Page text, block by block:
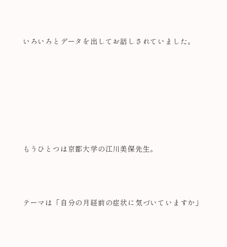
いろいろとデータを出してお話しされていました。
もうひとつは京都大学の江川美保先生。
テーマは「自分の月経前の症状に気づいていますか」